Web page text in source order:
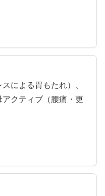
による胃もたれ）、
クティブ（腰痛・更